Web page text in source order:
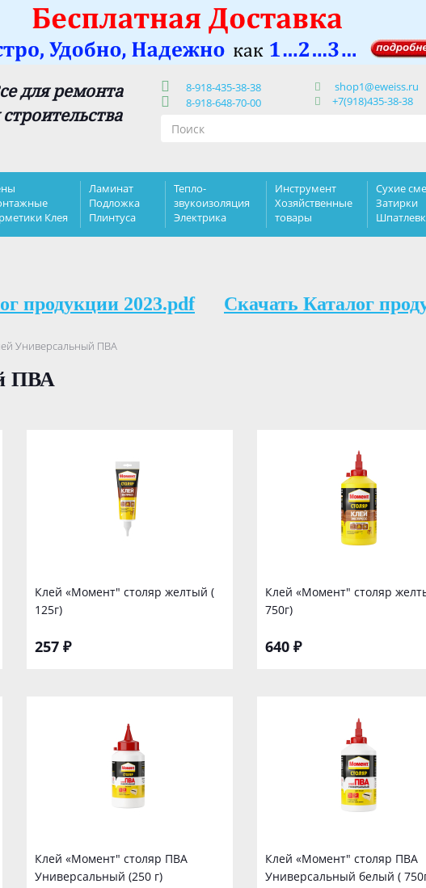
для ремонта
8-918-435-38-38
8-918-648-70-00
shop1@eweiss.ru
+7(918)435-38-38
Клея
Ламинат
Подложка
Плинтуса
Тепло-
звукоизоляция
Электрика
Инструмент
Хозяйственные
товары
Сухие
Затирки
продукции 2023.pdf Скачать Каталог
Универсальный ПВА
ПВА
Клей «Момент" столяр желтый (
125г)
257 ₽
Клей «Момент" столяр
750г)
640 ₽
Клей «Момент" столяр ПВА
Универсальный (250 г)
Клей «Момент" столяр ПВА
Универсальный белый (